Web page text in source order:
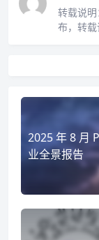
转载说明
布，转载
2025 年 8 月
业全景报告